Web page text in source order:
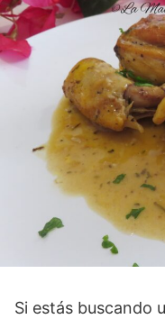
Si estás buscando